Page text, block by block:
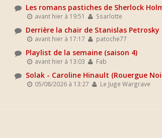
Les romans pastiches de Sherlock
avant hier à 19:51 Ssarlotte
Derrière la chair de Stanislas Petrosky
avant hier à 17:17 patoche77
Playlist de la semaine (saison 4)
avant hier à 13:03 Fab
Solak - Caroline Hinault (Rouergue
05/08/2026 à 13:27 Le Juge Wargrave